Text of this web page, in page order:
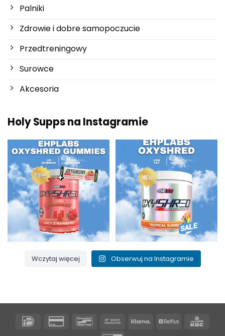
Palniki
Zdrowie i dobre samopoczucie
Przedtreningowy
Surowce
Akcesoria
Holy Supps na Instagramie
Nowości w Holy Supps 🍬⚡
OxyShred Gummies od...
3 0
Niska zawartość tłuszczu i 150
mg kofeiny w...
0 2
Wczytaj więcej Obserwuj na Instagramie
IDeal
Karta
kredytowa
BancontactPrzelew
Klarna Belfius